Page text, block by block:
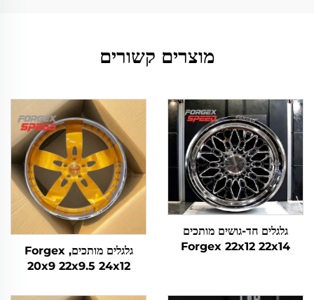
מוצרים קשורים
גלגלים חד-גושים מותכים
Forgex 22x12 22x14
8x180 8x6.5 6x5.5 5x5
גלגלים מותכיםForgex ,
20x9 22x9.5 24x12
מותאם אישית, גלגל כרום קעור,